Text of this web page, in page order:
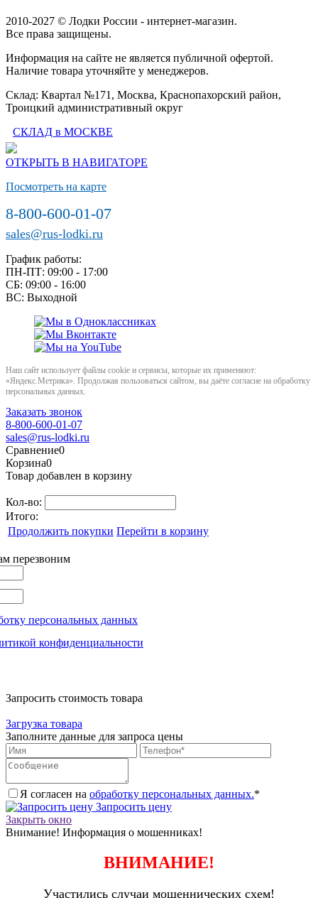
2010-2027 © Лодки России - интернет-магазин.
Все права защищены.
Информация на сайте не является публичной офертой.
Наличие товара уточняйте у менеджеров.
Склад: Квартал №171, Москва, Краснопахорский район,
Троицкий административный округ
СКЛАД в МОСКВЕ
ОТКРЫТЬ В НАВИГАТОРЕ
Посмотреть на карте
8-800-600-01-07
sales@rus-lodki.ru
График работы:
ПН-ПТ: 09:00 - 17:00
СБ: 09:00 - 16:00
ВС: Выходной
Наш сайт использует файлы cookie и сервисы, которые их применяют:
«Яндекс.Метрика». Продолжая пользоваться сайтом, вы даёте согласие на обработку
персональных данных.
Заказать звонок
8-800-600-01-07
sales@rus-lodki.ru
Сравнение0
Корзина0
Товар добавлен в корзину
Кол-во:
Итого:
Продолжить покупки Перейти в корзину
перезвоним
персональных данных
конфиденциальности
Запросить стоимость товара
Загрузка товара
Заполните данные для запроса цены
Я согласен на обработку персональных данных.*
Запросить цену
Закрыть окно
Внимание! Информация о мошенниках!
ВНИМАНИЕ!
Участились случаи мошеннических схем!